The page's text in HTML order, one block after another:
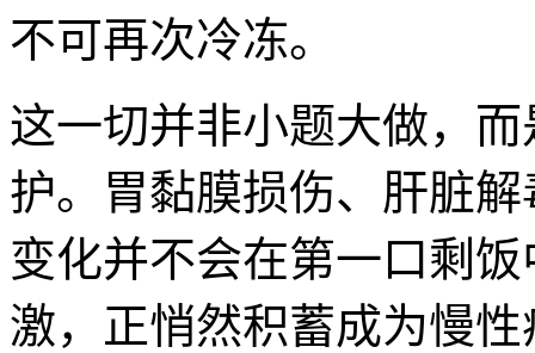
不可再次冷冻。
这一切并非小题大做，
护。胃黏膜损伤、肝脏
变化并不会在第一口剩
激，正悄然积蓄成为慢